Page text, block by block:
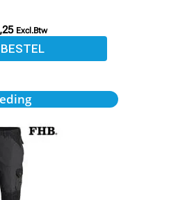
Excl.Btw
Huidige
prijs
€67,05.
Deze